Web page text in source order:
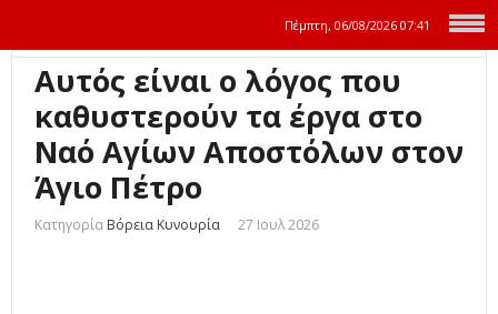
Πέμπτη, 06/08/2026 07:41
Αυτός είναι ο λόγος που
καθυστερούν τα έργα στο
Ναό Αγίων Αποστόλων στον
Άγιο Πέτρο
Κατηγορία Βόρεια Κυνουρία 27 Ιουλ 2026